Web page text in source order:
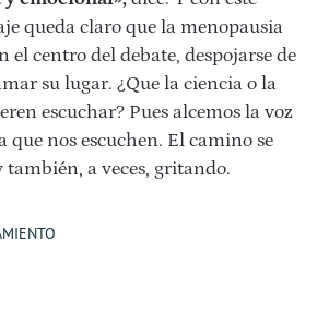
queda claro que la menopausia
el centro del debate, despojarse de
su lugar. ¿Que la ciencia o la
escuchar? Pues alcemos la voz
que nos escuchen. El camino se
también, a veces, gritando.